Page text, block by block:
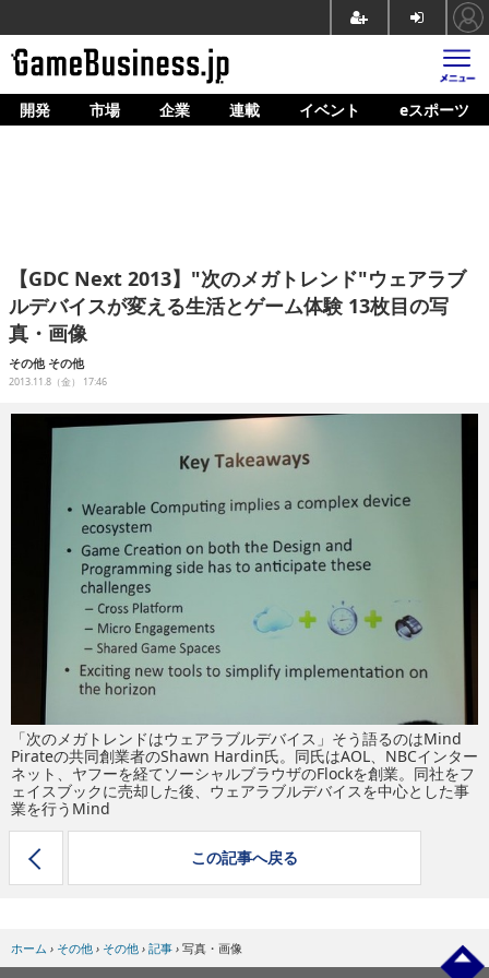
ホーム
企業動向
人材育成
産業政策
イベント/セミナー
eスポーツ
開発 市場 企業 連載 イベント eスポーツ
【GDC Next 2013】"次のメガトレンド"ウェアラブ
ルデバイスが変える生活とゲーム体験 13枚目の写
真・画像
その他 その他
2013.11.8（金） 17:46
「次のメガトレンドはウェアラブルデバイス」そう語るのはMind
Pirateの共同創業者のShawn Hardin氏。同氏はAOL、NBCインター
ネット、ヤフーを経てソーシャルブラウザのFlockを創業。同社をフ
ェイスブックに売却した後、ウェアラブルデバイスを中心とした事
業を行うMind
この記事へ戻る
ホーム › その他 › その他 › 記事 › 写真・画像